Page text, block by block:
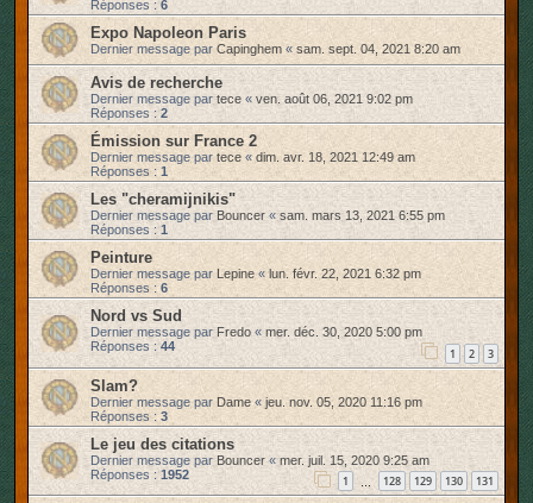
Réponses : 6
Expo Napoleon Paris
Dernier message par Capinghem «sam. sept. 04, 2021 8:20 am
Avis de recherche
Dernier message partece « ven. août 06, 2021 9:02 pm
Réponses : 2
Émission sur France 2
Dernier message par tece «dim. avr. 18, 2021 12:49 am
Réponses : 1
Les "cheramijnikis"
Dernier message parBouncer «sam. mars 13, 2021 6:55 pm
Réponses : 1
Peinture
Dernier message par Lepine«lun. févr. 22, 2021 6:32 pm
Réponses : 6
Nord vs Sud
Dernier message parFredo « mer. déc. 30, 2020 5:00 pm
Réponses : 44 1 2 3
Slam?
Dernier message par Dame« jeu. nov. 05, 2020 11:16 pm
Réponses : 3
Le jeu des citations
Dernier message parBouncer «mer. juil. 15, 2020 9:25 am
Réponses : 1952 1 128 129 130 131